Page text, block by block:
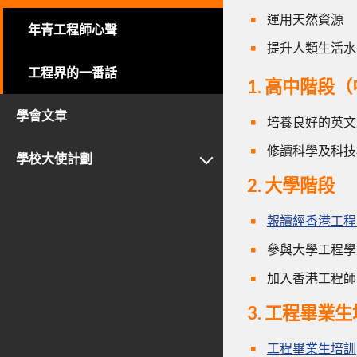
年青工程師心聲
工程界的一番話
學會文章
學校大使計劃
運用天然資源
提升人類生活
1. 高中階段
培養良好的英
修讀科學及科
2. 大學階段
報讀經香港工
參與大學工程
加入香港工程
3. 工程畢業
工程畢業生培訓